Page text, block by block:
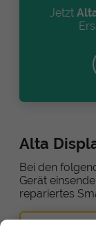
Jetzt
Alta
Bei den
Gerät
repariertes